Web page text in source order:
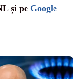
și pe Google